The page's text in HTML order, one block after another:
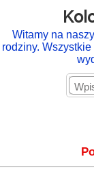
Witamy na
rodziny.